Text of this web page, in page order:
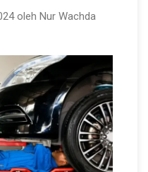
oleh Nur Wachda